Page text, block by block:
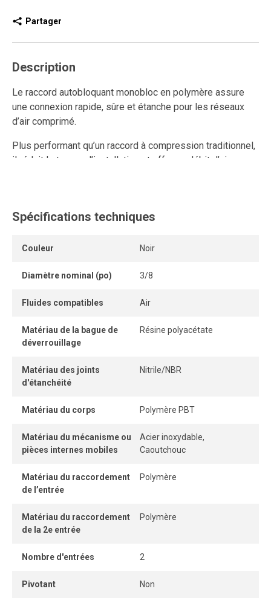
Partager
Description
Le raccord autobloquant monobloc en polymère assure
une connexion rapide, sûre et étanche pour les réseaux
d’air comprimé.
Plus performant qu’un raccord à compression traditionnel,
il réduit le temps d’installation et offre un débit d’air
connexions et déconnexions tout en conservant un
Son anneau de dégagement permet de retirer le tube
autobloquant sans pièce détachable garantit une
demeure parfaitement étanche, même sous pression.
Spécifications techniques
Couleur Noir
Diamètre nominal (po) 3/8
Fluides compatibles Air
Matériau de la bague de
déverrouillage
Résine polyacétate
Matériau des joints
d'étanchéité
Nitrile/NBR
Matériau du corps Polymère PBT
Matériau du mécanisme ou
pièces internes mobiles
Acier inoxydable,
Caoutchouc
Matériau du raccordement
de l’entrée
Polymère
Matériau du raccordement
de la 2e entrée
Polymère
Nombre d'entrées 2
Pivotant Non